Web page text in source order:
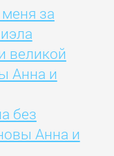
за
великой
Анна и
без
Анна и